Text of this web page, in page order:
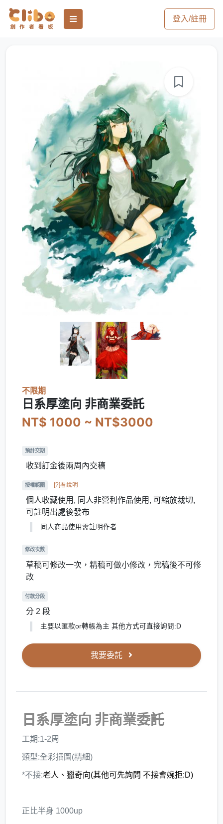
登入/註冊
不限期
日系厚塗向 非商業委託
NT$ 1000 ~ NT$3000
預計交期
收到訂金後兩周內交稿
授權範圍 [?]看說明
個人收藏使用, 同人非營利作品使用, 可縮放裁切,
可註明出處後發布
同人商品使用需註明作者
修改次數
草稿可修改一次，精稿可做小修改，完稿後不可修
改
付款分段
分 2 段
主要以匯款or轉帳為主 其他方式可直接詢問:D
我要委託
日系厚塗向 非商業委託
工期:1-2周
類型:全彩插圖(精細)
*不接:老人、獵奇向(其他可先詢問 不接會婉拒:D)
正比半身 1000up